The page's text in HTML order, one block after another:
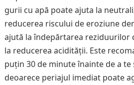
gurii cu apă poate ajuta la
reducerea riscului de eroziune
ajută la îndepărtarea reziduurilor
la reducerea acidității. Este
puțin 30 de minute înainte de a te
deoarece periajul imediat poate